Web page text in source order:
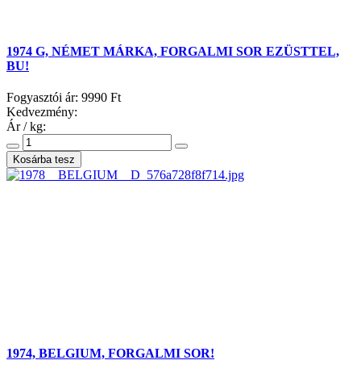
1974 G, NÉMET MÁRKA, FORGALMI SOR EZÜSTTEL,
BU!
Fogyasztói ár: 9990 Ft
Kedvezmény:
Ár / kg:
1974, BELGIUM, FORGALMI SOR!